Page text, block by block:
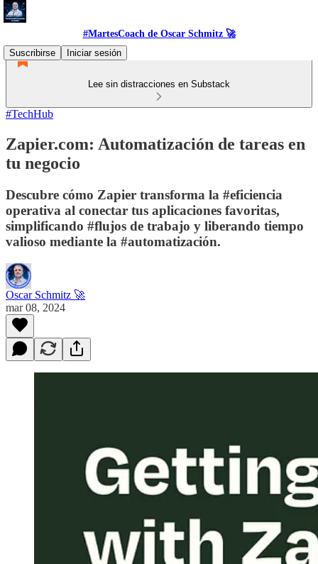
#MartesCoach de Oscar Schmitz 🚀
Suscribirse
Iniciar sesión
Lee sin distracciones en Substack
#TechHub
Zapier.com: Automatización de tareas en
tu negocio
Descubre cómo Zapier transforma la #eficiencia
operativa al conectar tus aplicaciones favoritas,
simplificando #flujos de trabajo y liberando tiempo
valioso mediante la #automatización.
Oscar Schmitz 🚀
mar 08, 2024